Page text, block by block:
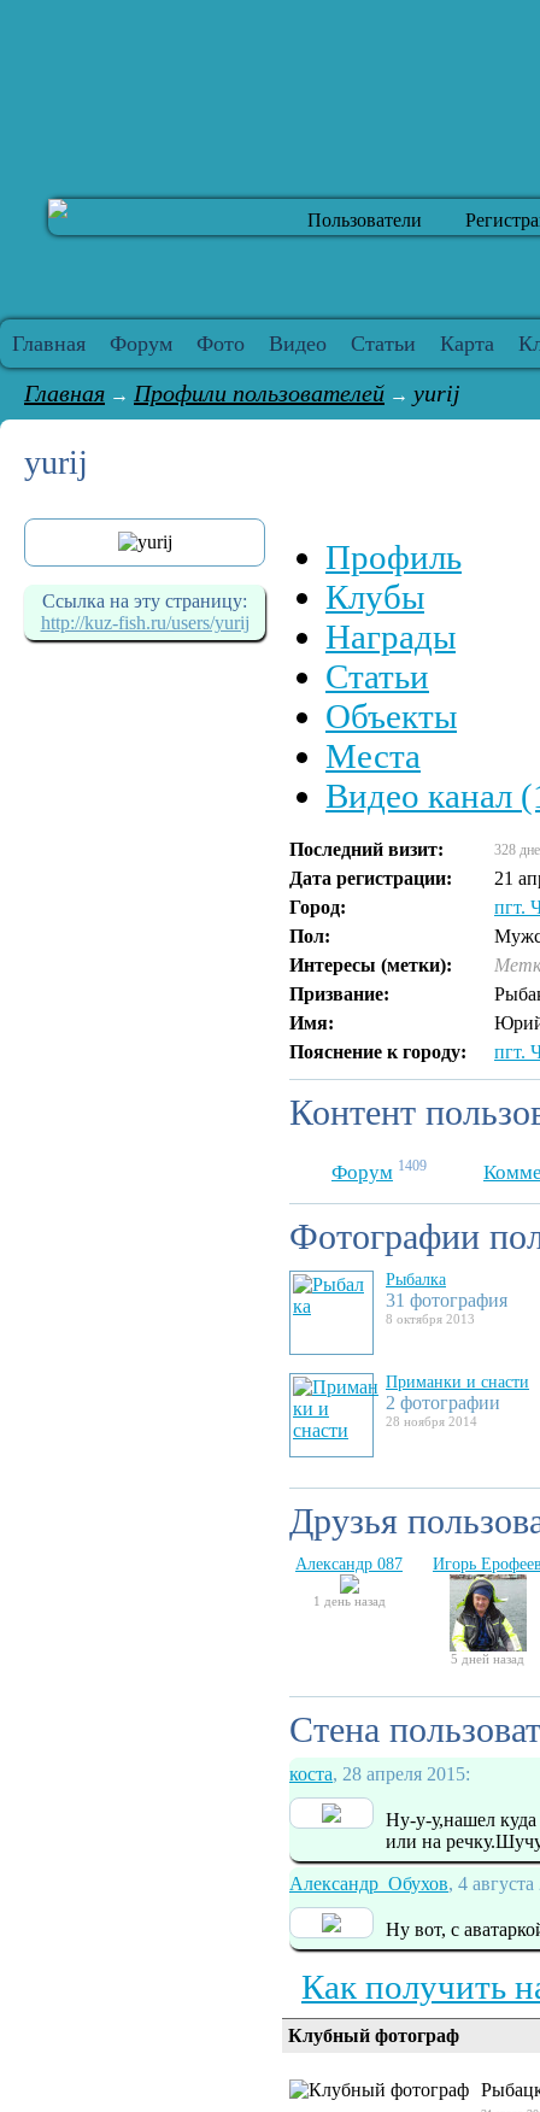
Пользователи
Главная Форум Фото Видео Статьи Карта
Главная → Профили пользователей → yurij
yurij
Ссылка на эту страницу:
http://kuz-fish.ru/users/yurij
Профиль
Клубы
Награды
Статьи
Объекты
Места
Видео канал
Последний визит: 328
Дата регистрации:
21
Город:
пгт.
Пол:
Интересы (метки):
Призвание:
Имя:
Пояснение к городу:
пгт.
Контент
Форум 1409
Фотографии
Рыбалка
31 фотография
8 октября 2013
Приманки и снасти
2 фотографии
28 ноября 2014
Друзья
Александр 087
1 день назад
Игорь
5 дней назад
Стена
коста, 28 апреля 2015:
Ну-у-у,нашел
или на
Александр_Обухов, 4
Ну вот, с
Как получить
Клубный фотограф